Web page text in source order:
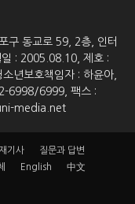
구 동교로 59, 2층, 인터
: 2005.08.10, 제호 :
년보호책임자 : 하윤아,
6998/6999, 팩스 :
media.net
기사
질문과 답변
English
中文